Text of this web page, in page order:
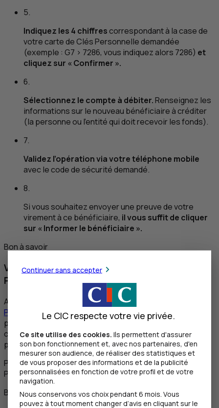
5.
Indiquez les 4 chiffrescorrespondant à la case de
votre carte de Clés Personnelle demandée
(exemple : G7 > 7286, vous indiquez alors 7286) et
cliquez sur « Confirmer ».
6.
Sélectionnez le compte à débiter.Renseignez les
informations sur le nouveau bénéficiaire à créditer
(la personne ou l’entité qui doit recevoir les fonds).
7.
Validez l’opération via votre téléphone mobile
avec le code de sécurité demandé.
8.
Si vous souhaitez envoyer une preuve de votre
virement à ce bénéficiaire, il vous suffit de cliquer
sur « Informer le bénéficiaire ».
Bon à savoir
Vous n’avez pas de Carte de Clés
Personnelles ?
Afin de réduire les risques de fraude, la
Personnelles est un moyen gratuit et complémentaire
pour vous authentifier lorsque vous effectuez
certaines opérations sensibles. Si vous n’en n’avez pas,
pensez à la commander !
Protégez vos opérations avec votre Carte de Clés
Personnelles.
Bon à savoir
Continuer sans accepter
Le CIC respecte votre vie privée.
Ce site utilise des cookies. Ils permettent d'assurer
son bon fonctionnement et, avec nos partenaires, d'en
mesurer son audience, de réaliser des statistiques et
de vous proposer des informations et de la publicité
personnalisées en fonction de votre profil et de votre
navigation.
Nous conservons vos choix pendant 6 mois. Vous
pouvez à tout moment changer d’avis en cliquant sur le